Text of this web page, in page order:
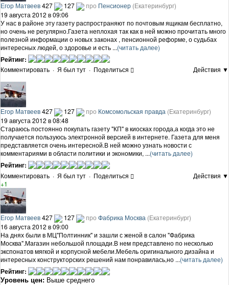
Егор Матвеев427 127 про Пенсионер (Екатеринбург)
19 августа 2012 в 09:06
У нас в районе эту газету распространяют по почтовым ящикам бесплатно,
но очень не регулярно.Газета неплохая так как в ней можно прочитать много
полезной информации о новых законах , пенсионной реформе, о судьбах
интересных людей, о здоровье и есть ...(читать далее)
Рейтинг:
Комментировать · Я был тут · Поделиться Действия ▼
Егор Матвеев427 127 про Комсомольская правда (Екатеринбург)
19 августа 2012 в 08:48
Стараюсь постоянно покупать газету "КП" в киосках города,а когда это не
получается пользуюсь электронной версией в интернете. Газета для меня
представляется очень интересной.В ней можно узнать новости с
комментариями в области политики и экономики, ...(читать далее)
Рейтинг:
Комментировать · Я был тут · Поделиться
Действия ▼
+1
Егор Матвеев427 127 про Фабрика Москва (Екатеринбург)
16 августа 2012 в 09:00
На днях были в МЦ"Полтинник" и зашли с женой в салон "Фабрика
Москва".Магазин небольшой площади.В нем представлено по несколько
экспонатов мягкой и корпусной мебели.Мебель оригинального дизайна и
интересных конструкторских решений нам понравилась,но ...(читать далее)
Рейтинг:
Уровень цен: Выше среднего